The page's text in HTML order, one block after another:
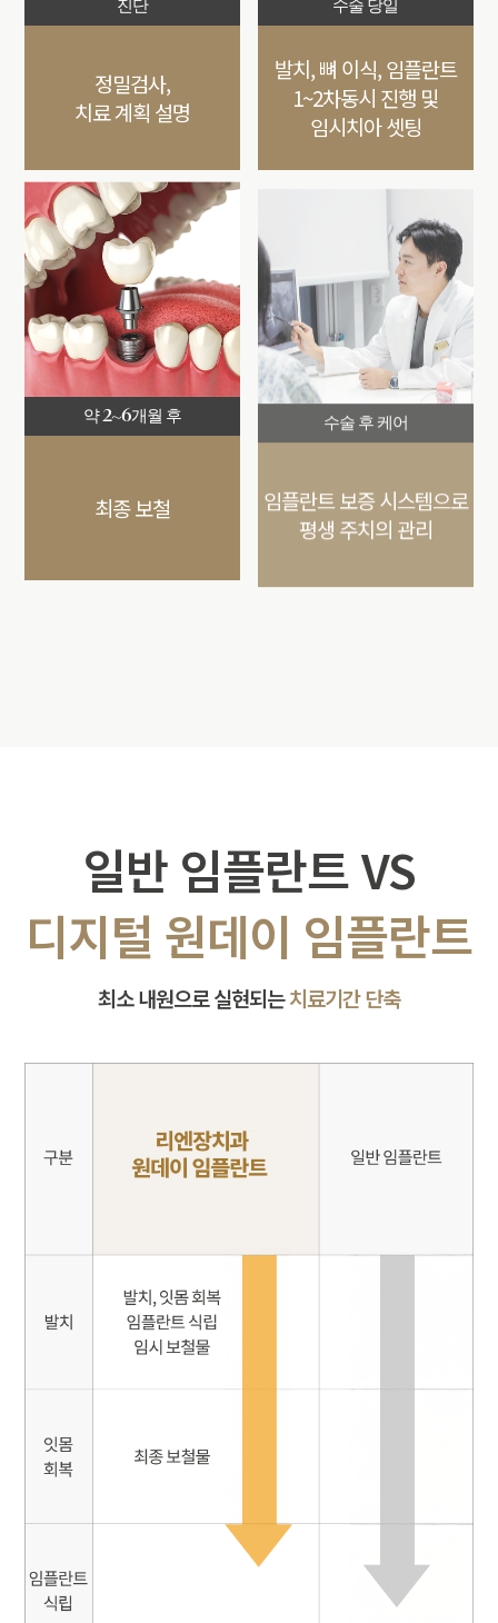
진단
정밀검사,
치료 계획 설명
수술 당일
발치, 뼈 이식, 임플란트
1~2차동시 진행 및
임시치아 셋팅
약 2~6개월 후
최종 보철
수술 후 케어
임플란트 보증 시스템으로
평생 주치의 관리
일반 임플란트 VS
디지털 원데이 임플란트
최소 내원으로 실현되는치료기간 단축